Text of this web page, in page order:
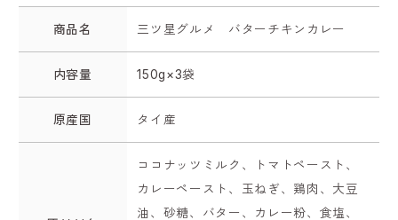
商品名 三ツ星グルメ バターチキンカレー
内容量 150g×3袋
原産国 タイ産
ココナッツミルク、トマトペースト、
カレーペースト、玉ねぎ、鶏肉、大豆
油、砂糖、バター、カレー粉、食塩、